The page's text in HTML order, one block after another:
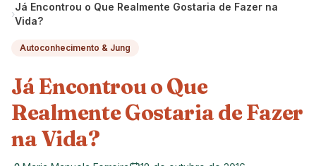
›
Já Encontrou o Que Realmente Gostaria de Fazer na
Vida?
Autoconhecimento & Jung
Já Encontrou o Que
Realmente Gostaria de Fazer
na Vida?